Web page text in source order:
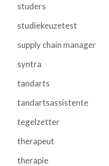
studers
studiekeuzetest
supply chain manager
syntra
tandarts
tandartsassistente
tegelzetter
therapeut
therapie